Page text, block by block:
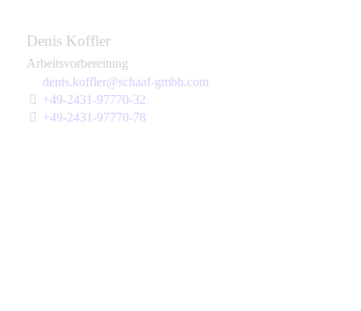
Denis Koffler
Arbeitsvorbereitung
denis.koffler@schaaf-gmbh.com
+49-2431-97770-32
+49-2431-97770-78